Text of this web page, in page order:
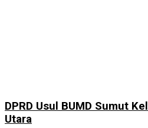
DPRD Usul BUMD Sumut
Utara